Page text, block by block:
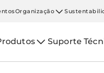
Organização
Suporte